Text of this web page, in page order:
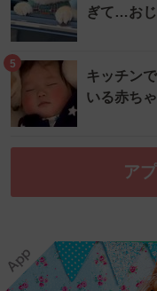
ぎて…お
5
キッチン
いる赤ち
ア